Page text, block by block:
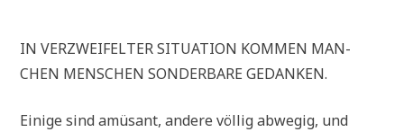
IN VER­ZWEI­FEL­TER SITUA­TI­ON KOM­MEN MAN­
CHEN MEN­SCHEN SON­DER­BA­RE GEDANKEN.
Eini­ge sind amü­sant, ande­re völ­lig abwe­gig, und